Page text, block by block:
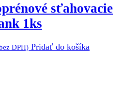
sťahovacie
1ks
DPH) Pridať do košíka